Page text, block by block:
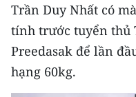
MEDIA CENTER
E-Magazine
Video
Trần Duy Nhất có
tính trước tuyển thủ
Preedasak để lần
hạng 60kg.